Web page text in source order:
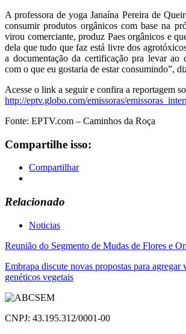
A professora de yoga Janaína Pereira de
consumir produtos orgânicos com base na
virou comerciante, produz Paes orgânicos e
dela que tudo que faz está livre dos
a documentação da certificação pra levar ao
com o que eu gostaria de estar consumindo”,
Acesse o link a seguir e confira a reportagem
http://eptv.globo.com/emissoras/
Fonte: EPTV.com – Caminhos da Roça
Compartilhe isso:
Compartilhar
Relacionado
Noticias
Navegação
de
Post
Reunião do Segmento de Mudas de Flores e
Embrapa discute novas propostas para agregar
genéticos vegetais
CNPJ: 43.195.312/0001-00